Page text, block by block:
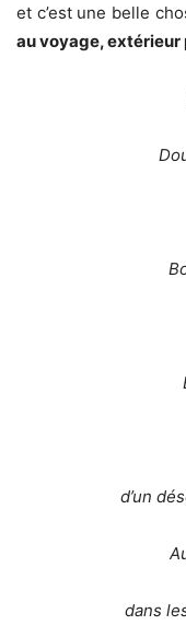
et c’est une belle
au voyage,
d’un
dans